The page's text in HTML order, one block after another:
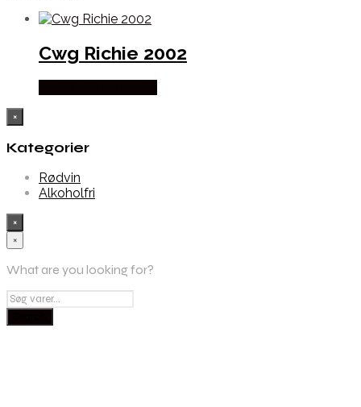
Cwg Richie 2002
×
Kategorier
Rødvin
Alkoholfri
×
×
What are you looking for?